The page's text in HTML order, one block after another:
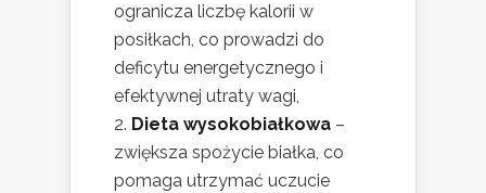
ogranicza liczbę kalorii w
posiłkach, co prowadzi do
deficytu energetycznego i
efektywnej utraty wagi,
Dieta wysokobiałkowa –
zwiększa spożycie białka, co
pomaga utrzymać uczucie